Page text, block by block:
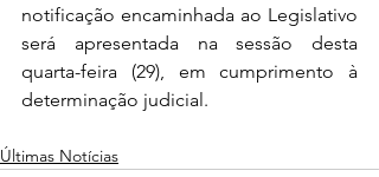
notificação encaminhada ao Legislativo
será apresentada na sessão desta
quarta-feira (29), em cumprimento à
determinação judicial.
Últimas Notícias